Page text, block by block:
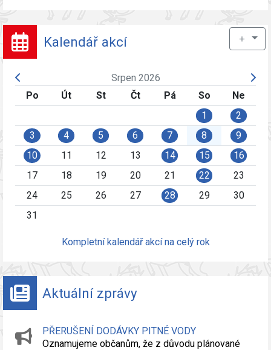
Kalendář akcí ＋
Srpen 2026
Po
Út St Čt Pá So
Ne
1
2
3
4 5 6 7 8
9
10
11 12 13 14 15
16
17
18 19 20 21 22
23
24
25 26 27 28 29
30
31
Kompletní kalendář akcí na celý rok
Aktuální zprávy
PŘERUŠENÍ DODÁVKY PITNÉ VODY
Oznamujeme občanům, že z důvodu plánované